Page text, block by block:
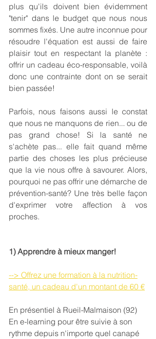
plus qu'ils doivent bien évidemment
"tenir" dans le budget que nous nous
sommes fixés. Une autre inconnue pour
résoudre l'équation est aussi de faire
plaisir tout en respectant la planète :
offrir un cadeau éco-responsable, voilà
donc une contrainte dont on se serait
bien passée!
Parfois, nous faisons aussi le constat
que nous ne manquons de rien... ou de
pas grand chose! Si la santé ne
s'achète pas... elle fait quand même
partie des choses les plus précieuse
que la vie nous offre à savourer. Alors,
pourquoi ne pas offrir une démarche de
prévention-santé? Une très belle façon
d'exprimer votre affection à vos
proches.
1) Apprendre à mieux manger!
--> Offrez une formation à la nutrition-
santé, un cadeau d'un montant de 60 €
En présentiel à Rueil-Malmaison (92)
En e-learning pour être suivie à son
rythme depuis n'importe quel canapé